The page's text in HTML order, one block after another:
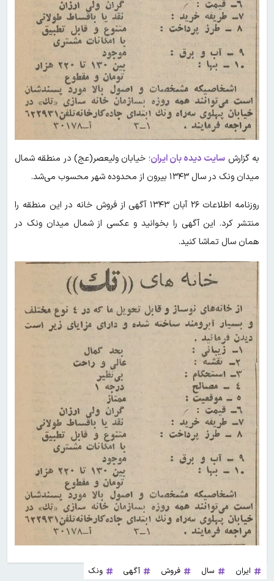
به گزارش سایت دیده بان ایران؛ خیابان ولیعصر(عج) در منطقه شمال
میدان ونک در سال ۱۳۴۳ بیرون از محدوده شهر محسوب می‌شد.
روزنامه اطلاعات ۲۶ آبان ۱۳۴۳ آگهی از فروش خانه
در این منطقه را
منتشر کرد. این آگهی را بخوانید و عکسی از شمال میدان ونک در
همان سال تماشا کنید.
ایران سال فروش آگهی ونک